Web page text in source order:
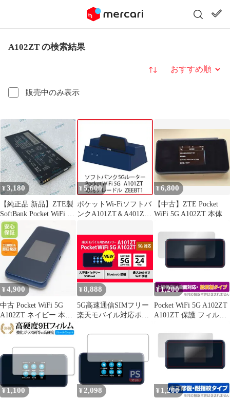
A102ZT の検索結果
販売中のみ表示
並び替え
¥3,180
【純正品 新品】ZTE製
SoftBank Pocket WiFi 5G
A101ZT / Y!mobile
Pocket WiFi 5G A102ZT
交換用電池パック
ZEBBT1 ZEBBU1 3.85V
5900mAh 1個
¥5,600
ポケットWi-Fiソフトバ
ンクA101ZT＆A401ZT
¥6,800
【中古】ZTE Pocket
WiFi 5G A102ZT 本体
¥4,900
中古 Pocket WiFi 5G
A102ZT ネイビー 本体
即日発送 土日祝発送
OK あすつく
¥8,888
5G高速通信SIMフリー
楽天モバイル対応ポケ
テリー
¥1,200
Pocket WiFi 5G A102ZT
A101ZT 保護 フィルム
for ポケット ワイファ
イ 5G 曲面対応 柔軟素
材 反射防止 衝撃吸収
¥ 1,100 ¥2,098 ¥ 1,200